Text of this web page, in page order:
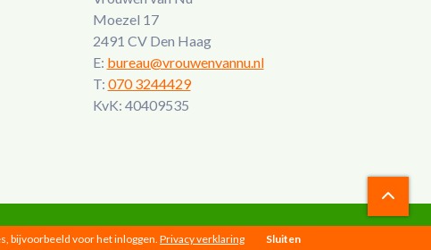
Moezel 17
2491 CV Den Haag
E: bureau@vrouwenvannu.nl
T: 070 3244429
KvK: 40409535
bijvoorbeeld voor het inloggen. Privacy verklaring Sluiten